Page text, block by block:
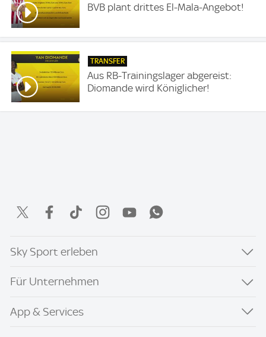
BVB plant drittes El-Mala-Angebot!
TRANSFER
Aus RB-Trainingslager abgereist:
Diomande wird Königlicher!
Sky Sport erleben
Für Unternehmen
App & Services